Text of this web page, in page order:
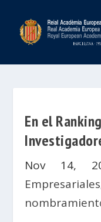
En el
Nov 14,
Empresariales